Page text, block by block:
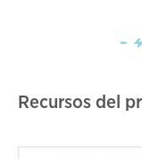
Recursos del